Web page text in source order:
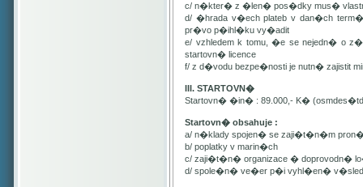
c/ n�kter� z �len� pos�dky mus�
d/ �hrada v�ech plateb v dan�ch
pr�vo p�ihl�ku vy�adit
e/ vzhledem k tomu, �e se nejedn� o
startovn� licence
f/ z d�vodu bezpe�nosti je nutn� zajistit
III. STARTOVN�
Startovn� �in� : 89.000,- K�
Startovn� obsahuje :
a/ n�klady spojen� se zaji�t�n�m
b/ poplatky v marin�ch
c/ zaji�t�n� organizace � doprovodn�
d/ spole�n� ve�er p�i vyhl�en�